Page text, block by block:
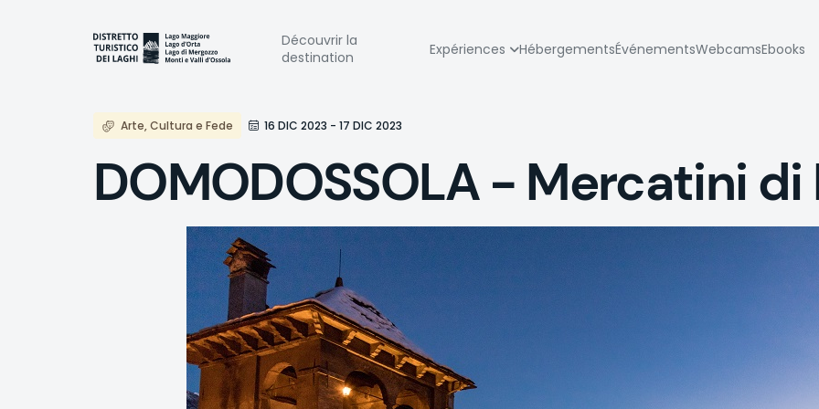
Navigazione
principale
Découvrir la
destination
Expériences HébergementsÉvénementsWebcamsEbooks
Arte, Cultura e Fede 16 DIC 2023 - 17 DIC 2023
DOMODOSSOLA - Mercatini